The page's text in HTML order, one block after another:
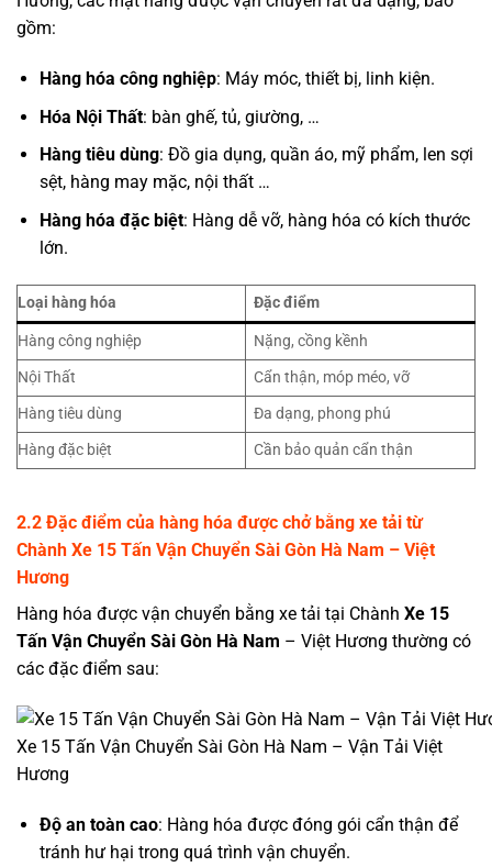
gồm:
Hàng hóa công nghiệp: Máy móc, thiết bị, linh kiện.
Hóa Nội Thất: bàn ghế, tủ, giường, …
Hàng tiêu dùng: Đồ gia dụng, quần áo, mỹ phẩm, len sợi
sệt, hàng may mặc, nội thất …
Hàng hóa đặc biệt: Hàng dễ vỡ, hàng hóa có kích thước
lớn.
Loại hàng hóa Đặc điểm
Hàng công nghiệp
Nặng, cồng kềnh
Nội Thất
Cẩn thận, móp méo, vỡ
Hàng tiêu dùng
Đa dạng, phong phú
Hàng đặc biệt
Cần bảo quản cẩn thận
2.2 Đặc điểm của hàng hóa được chở bằng xe tải từ
Chành Xe 15 Tấn Vận Chuyển Sài Gòn Hà Nam – Việt
Hương
Hàng hóa được vận chuyển bằng xe tải tại Chành Xe 15
Tấn Vận Chuyển Sài Gòn Hà Nam – Việt Hương thường có
các đặc điểm sau:
Xe 15 Tấn Vận Chuyển Sài Gòn Hà Nam – Vận Tải Việt
Hương
Độ an toàn cao: Hàng hóa được đóng gói cẩn thận để
tránh hư hại trong quá trình vận chuyển.